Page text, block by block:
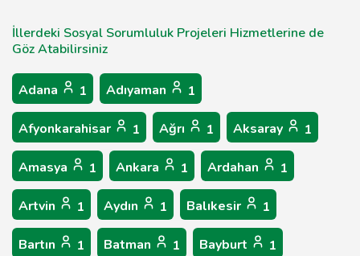
İllerdeki Sosyal Sorumluluk Projeleri Hizmetlerine de
Göz Atabilirsiniz
Adana 1 Adıyaman 1
Afyonkarahisar 1 Ağrı 1 Aksaray 1
Amasya 1 Ankara 1 Ardahan 1
Artvin 1 Aydın 1 Balıkesir 1
Bartın 1 Batman 1 Bayburt 1